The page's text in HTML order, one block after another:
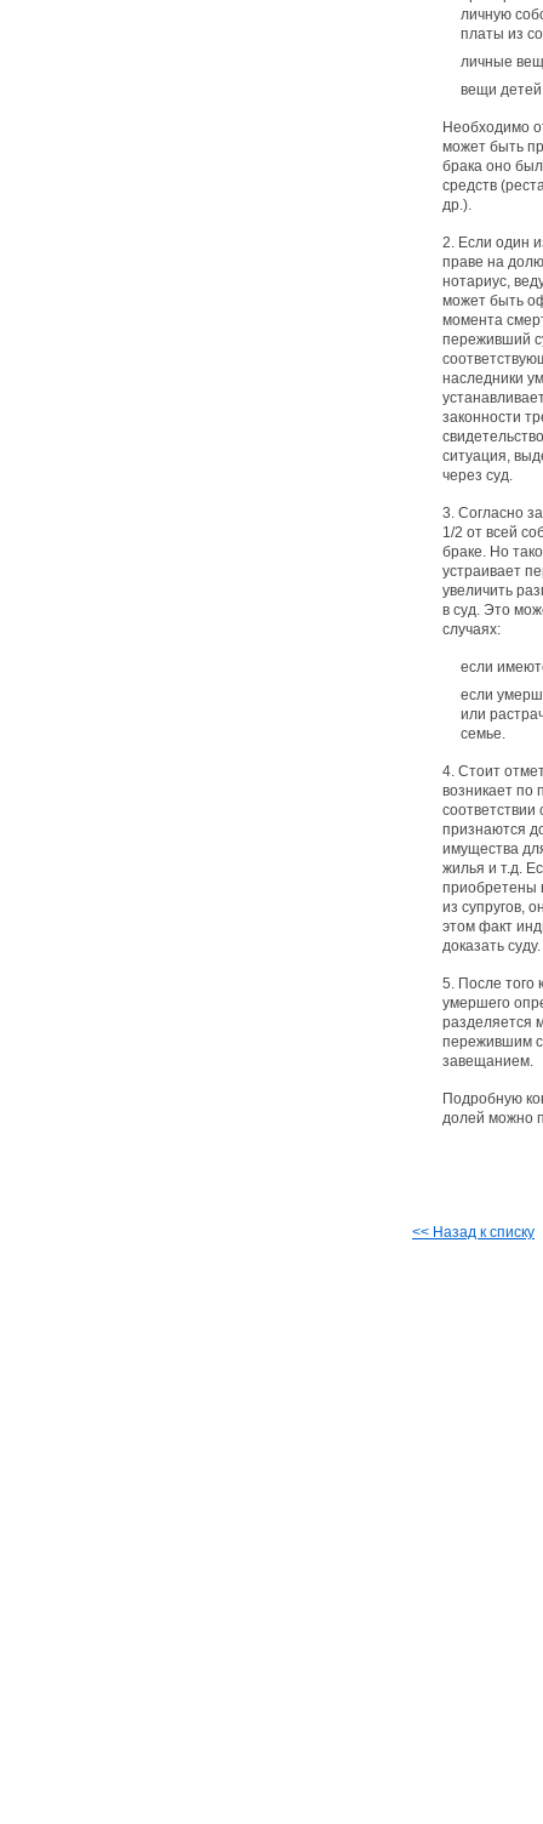
личную
платы из
личные
вещи
Необходимо
может быть
брака оно
средств
др.).
2. Если один
праве на
нотариус,
может быть
момента
переживший
наследники
законности
ситуация,
через суд.
3. Согласно
1/2 от всей
браке. Но
устраивает
увеличить
в суд. Это
случаях:
если
если
или
семье.
4. Стоит
возникает по
признаются
имущества
жилья и т.д.
приобретены
из супругов,
этом факт
доказать суду.
5. После того
умершего
разделяется
пережившим
завещанием.
Подробную
долей можно
<< Назад к списку